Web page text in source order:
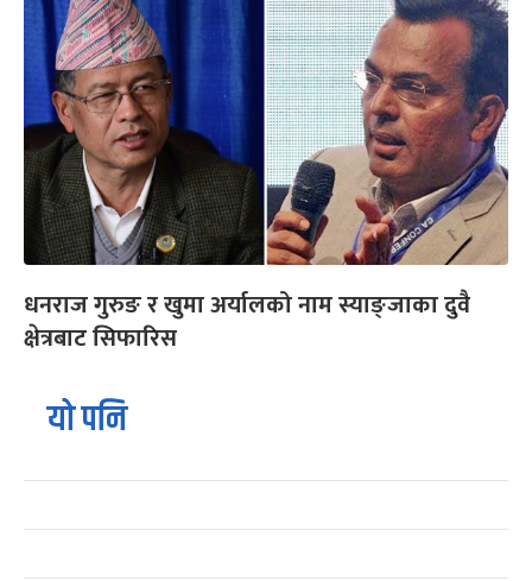
धनराज गुरुङ र खुमा अर्यालको नाम स्याङ्जाका दुवै
क्षेत्रबाट सिफारिस
यो पनि